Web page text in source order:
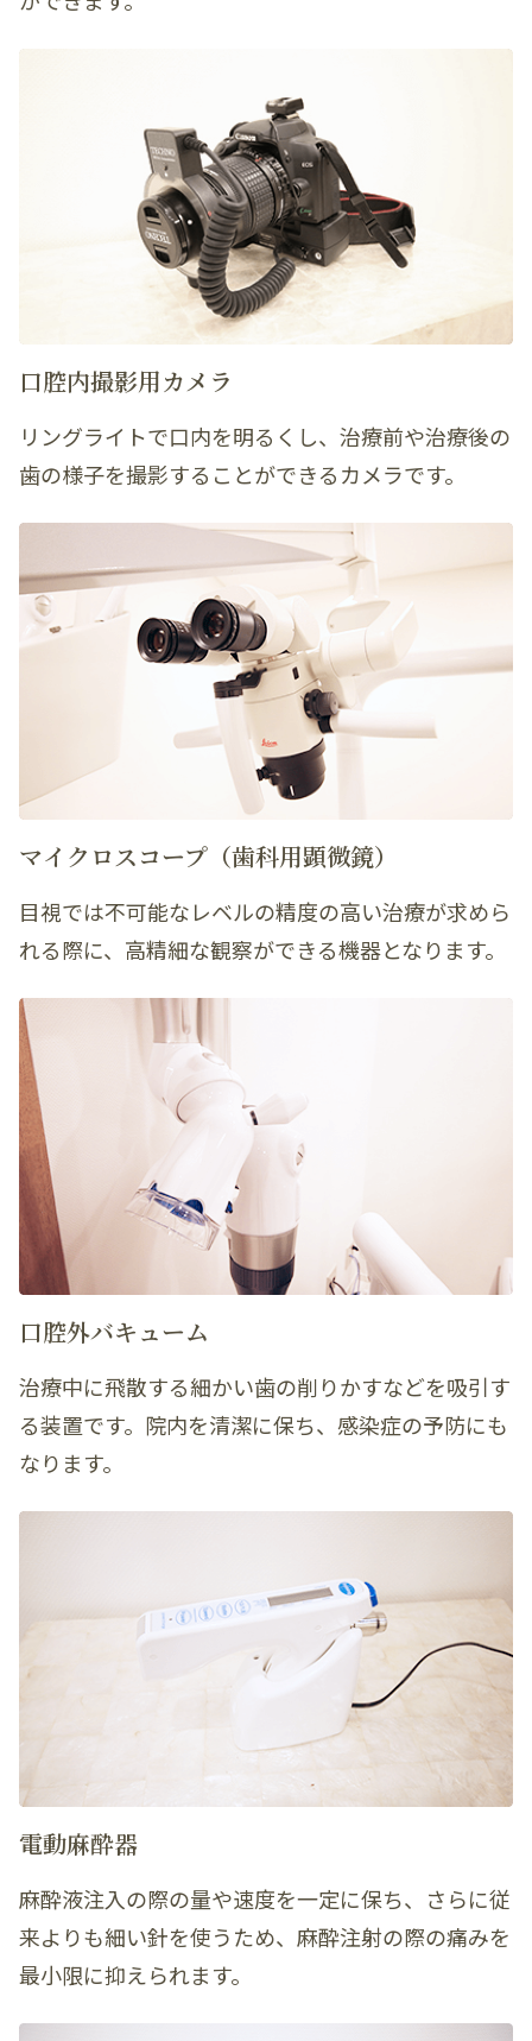
口腔内撮影用カメラ
リングライトで口内を明るくし、治療前や治療後の
歯の様子を撮影することができるカメラです。
マイクロスコープ（歯科用顕微鏡）
目視では不可能なレベルの精度の高い治療が求めら
れる際に、高精細な観察ができる機器となります。
口腔外バキューム
治療中に飛散する細かい歯の削りかすなどを吸引す
る装置です。院内を清潔に保ち、感染症の予防にも
なります。
電動麻酔器
麻酔液注入の際の量や速度を一定に保ち、さらに従
来よりも細い針を使うため、麻酔注射の際の痛みを
最小限に抑えられます。